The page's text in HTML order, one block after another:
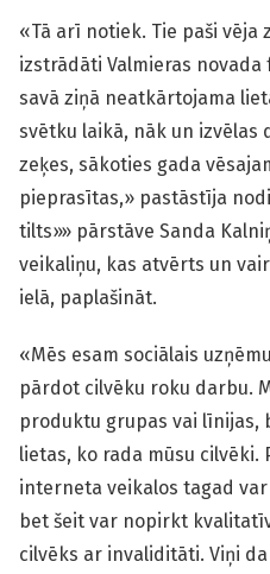
«Tā arī notiek. Tie paši vēja
izstrādāti Valmieras
savā ziņā neatkārtojama
svētku laikā, nāk un izvēlas
zeķes, sākoties gada
pieprasītas,» pastāstīja
tilts»» pārstāve Sanda
veikaliņu, kas atvērts un
ielā, paplašināt.
«Mēs esam sociālais
pārdot cilvēku roku darbu.
produktu grupas vai līnijas,
lietas, ko rada mūsu cilvēki.
interneta veikalos tagad
bet šeit var nopirkt
cilvēks ar invaliditāti. Viņi